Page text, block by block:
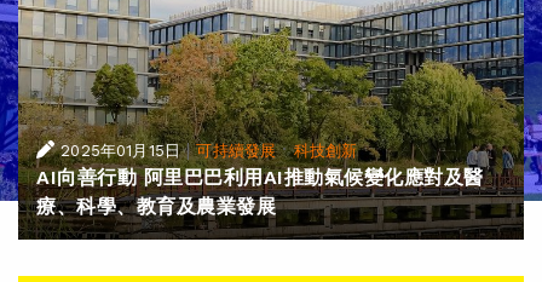
2025年01月15日 |可持續發展·科技創新
AI向善行動 阿里巴巴利用AI推動氣候變化應對及醫
療、科學、教育及農業發展